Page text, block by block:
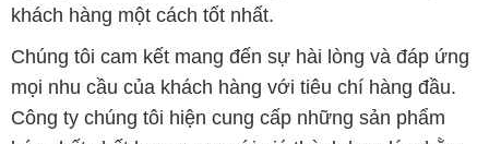
khách hàng một cách tốt nhất.
Chúng tôi cam kết mang đến sự hài lòng và đáp ứng
mọi nhu cầu của khách hàng với tiêu chí hàng đầu.
Công ty chúng tôi hiện cung cấp những sản phẩm